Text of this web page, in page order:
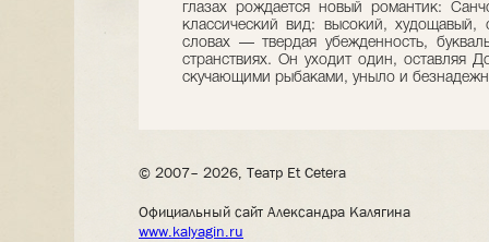
глазах рождается новый романтик:
классический вид: высокий,
словах — твердая убежденность,
странствиях. Он уходит один, оставляя
скучающими рыбаками, уныло и
© 2007– 2026, Театр Et Cetera
Официальный сайт Александра Калягина
www.kalyagin.ru